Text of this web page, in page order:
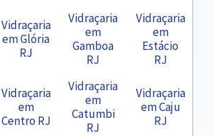
Vidraçaria
em Glória
RJ
Vidraçaria
em
Gamboa
RJ
Vidraçaria
em
Estácio
RJ
Vidraçaria
em
Centro RJ
Vidraçaria
em
Catumbi
RJ
Vidraçaria
em Caju
RJ